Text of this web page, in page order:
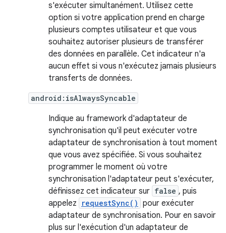
s'exécuter simultanément. Utilisez cette
option si votre application prend en charge
plusieurs comptes utilisateur et que vous
souhaitez autoriser plusieurs de transférer
des données en parallèle. Cet indicateur n'a
aucun effet si vous n'exécutez jamais plusieurs
transferts de données.
android:isAlwaysSyncable
Indique au framework d'adaptateur de
synchronisation qu'il peut exécuter votre
adaptateur de synchronisation à tout moment
que vous avez spécifiée. Si vous souhaitez
programmer le moment où votre
synchronisation l'adaptateur peut s'exécuter,
définissez cet indicateur sur false , puis
appelez
requestSync() pour exécuter
adaptateur de synchronisation. Pour en savoir
plus sur l'exécution d'un adaptateur de